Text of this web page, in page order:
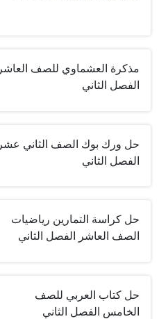
مذكرة العشماوي للصف العاشر
الفصل الثاني
حل ورك بوك الصف الثاني عشر
الفصل الثاني
حل كراسة التمارين رياضيات
الصف العاشر الفصل الثاني
حل كتاب العربي للصف
الخامس الفصل الثاني